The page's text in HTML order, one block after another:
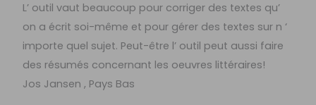
L’ outil vaut beaucoup pour corriger des textes qu’
on a écrit soi-même et pour gérer des textes sur n ‘
importe quel sujet. Peut-être l’ outil peut aussi faire
des résumés concernant les oeuvres littéraires!
Jos Jansen , Pays Bas